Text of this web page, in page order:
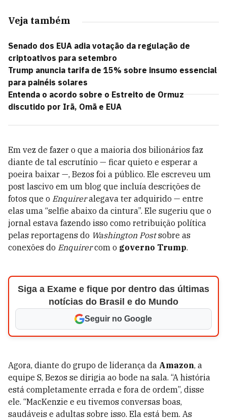
Veja também
Senado dos EUA adia votação da regulação de
criptoativos para setembro
Trump anuncia tarifa de 15% sobre insumo essencial
para painéis solares
Entenda o acordo sobre o Estreito de Ormuz
discutido por Irã, Omã e EUA
Em vez de fazer o que a maioria dos bilionários faz
diante de tal escrutínio — ficar quieto e esperar a
poeira baixar —, Bezos foi a público. Ele escreveu um
post lascivo em um blog que incluía descrições de
fotos que o Enquireralegava ter adquirido — entre
elas uma “selfie abaixo da cintura”. Ele sugeriu que o
jornal estava fazendo isso como retribuição política
pelas reportagens do Washington Postsobre as
conexões do Enquirercom o governo Trump.
Siga a Exame e fique por dentro das últimas
notícias do Brasil e do Mundo
Seguir no Google
Agora, diante do grupo de liderança da Amazon, a
equipe S, Bezos se dirigia ao bode na sala. “A história
está completamente errada e fora de ordem”, disse
ele. “MacKenzie e eu tivemos conversas boas,
saudáveis e adultas sobre isso. Ela está bem. As